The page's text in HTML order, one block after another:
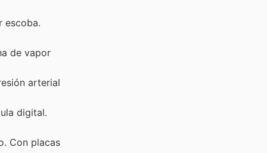
escoba.
de vapor
arterial
digital.
Con placas